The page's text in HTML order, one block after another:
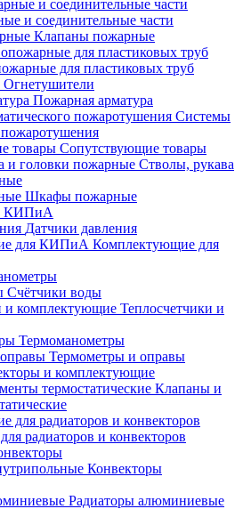
и соединительные части
Клапаны пожарные
для пластиковых труб
Огнетушители
Пожарная арматура
Системы
пожаротушения
Сопутствующие товары
Стволы, рукава
Шкафы пожарные
КИПиА
Датчики давления
Комплектующие для
Счётчики воды
Теплосчетчики и
Термоманометры
Термометры и оправы
и комплектующие
Клапаны и
радиаторов и конвекторов
Конвекторы
Радиаторы алюминиевые